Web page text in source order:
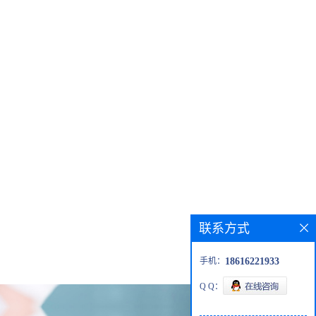
联系方式
手机： 18616221933
Q Q：